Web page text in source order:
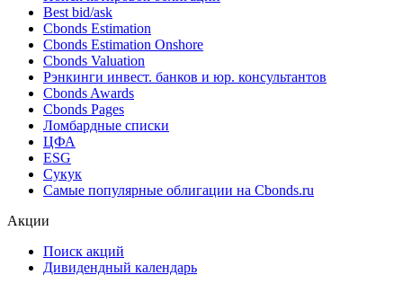
Поиск облигаций & Карты рынка
Поиск облигаций (ИИ)
Ближайшие размещения (Россия)
Поиск котировок облигаций
Best bid/ask
Cbonds Estimation
Cbonds Estimation Onshore
Cbonds Valuation
Рэнкинги инвест. банков и юр. консультантов
Cbonds Awards
Cbonds Pages
Ломбардные списки
ESG
Самые популярные облигации на Cbonds.ru